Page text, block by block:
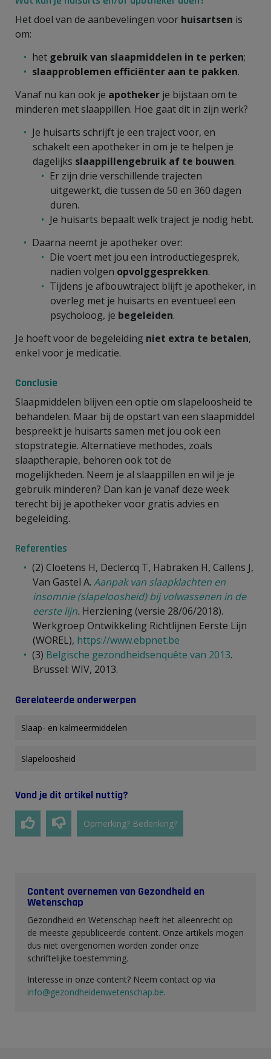
Het doel van de aanbevelingen voor huisartsen is
om:
het gebruik van slaapmiddelen in te perken;
slaapproblemen efficiënter aan te pakken.
Vanaf nu kan ook je apotheker je bijstaan om te
minderen met slaappillen. Hoe gaat dit in zijn werk?
Je huisarts schrijft je een traject voor, en
schakelt een apotheker in om je te helpen je
dagelijks slaappillengebruik af te bouwen.
Er zijn drie verschillende trajecten
uitgewerkt, die tussen de 50 en 360 dagen
duren.
Je huisarts bepaalt welk traject je nodig hebt.
Daarna neemt je apotheker over:
Die voert met jou een introductiegesprek,
nadien volgen opvolggesprekken.
Tijdens je afbouwtraject blijft je apotheker, in
overleg met je huisarts en eventueel een
psycholoog, je begeleiden.
Je hoeft voor de begeleiding niet extra te betalen,
enkel voor je medicatie.
Conclusie
Slaapmiddelen blijven een optie om slapeloosheid te
behandelen. Maar bij de opstart van een slaapmiddel
bespreekt je huisarts samen met jou ook een
stopstrategie. Alternatieve methodes, zoals
slaaptherapie, behoren ook tot de
mogelijkheden. Neem je al slaappillen en wil je je
gebruik minderen? Dan kan je vanaf deze week
terecht bij je apotheker voor gratis advies en
begeleiding.
Referenties
(2) Cloetens H, Declercq T, Habraken H, Callens J,
Van Gastel A. Aanpak van slaapklachten en
insomnie (slapeloosheid) bij volwassenen in de
eerste lijn. Herziening (versie 28/06/2018).
Werkgroep Ontwikkeling Richtlijnen Eerste Lijn
(WOREL), https://www.ebpnet.be
(3) Belgische gezondheidsenquête van 2013.
Brussel: WIV, 2013.
Gerelateerde onderwerpen
Slaap- en kalmeermiddelen
Slapeloosheid
Vond je dit artikel nuttig?
Opmerking? Bedenking?
Content overnemen van Gezondheid en
Wetenschap
Gezondheid en Wetenschap heeft het alleenrecht op
de meeste gepubliceerde content. Onze artikels mogen
dus niet overgenomen worden zonder onze
schriftelijke toestemming.
Interesse in onze content? Neem contact op via
info@gezondheidenwetenschap.be.